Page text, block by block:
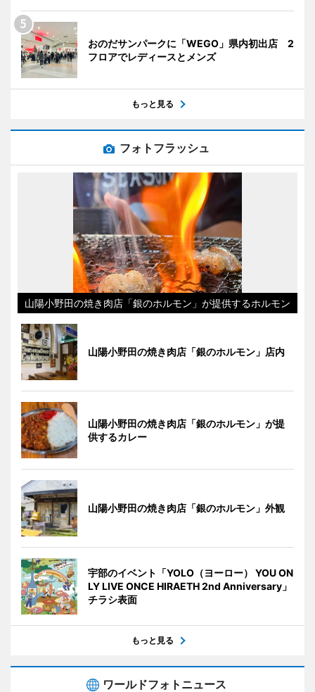
おのだサンパークに「WEGO」県内初出店 2
フロアでレディースとメンズ
もっと見る
フォトフラッシュ
山陽小野田の焼き肉店「銀のホルモン」が提供するホルモン
山陽小野田の焼き肉店「銀のホルモン」店内
山陽小野田の焼き肉店「銀のホルモン」が提
供するカレー
山陽小野田の焼き肉店「銀のホルモン」外観
宇部のイベント「YOLO（ヨーロー） YOU ON
LY LIVE ONCE HIRAETH 2nd Anniversary」
チラシ表面
もっと見る
ワールドフォトニュース